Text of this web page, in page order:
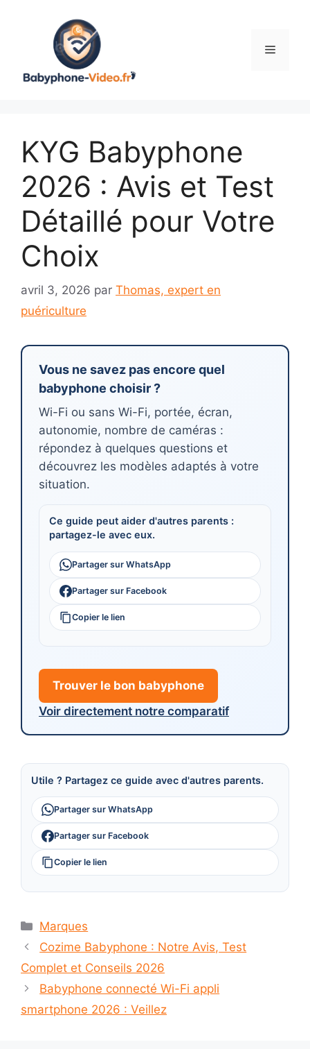
Menu
KYG Babyphone
2026 : Avis et Test
Détaillé pour Votre
Choix
avril 3, 2026 par Thomas, expert en
puériculture
Vous ne savez pas encore quel
babyphone choisir ?
Wi-Fi ou sans Wi-Fi, portée, écran,
autonomie, nombre de caméras :
répondez à quelques questions et
découvrez les modèles adaptés à votre
situation.
Ce guide peut aider d'autres parents :
partagez-le avec eux.
Partager sur WhatsApp
Partager sur Facebook
Copier le lien
Trouver le bon babyphone
Voir directement notre comparatif
Utile ? Partagez ce guide avec d'autres parents.
Partager sur WhatsApp
Partager sur Facebook
Copier le lien
Catégories
Marques
Cozime Babyphone : Notre Avis, Test
Complet et Conseils 2026
Babyphone connecté Wi-Fi appli
smartphone 2026 : Veillez